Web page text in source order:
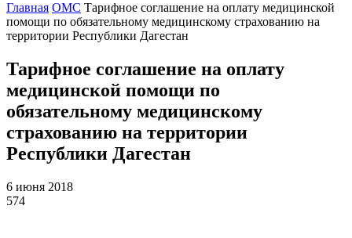
Главная ОМС Тарифное соглашение на оплату медицинской
помощи по обязательному медицинскому страхованию на
территории Республики Дагестан
Тарифное соглашение на оплату
медицинской помощи по
обязательному медицинскому
страхованию на территории
Республики Дагестан
6 июня 2018
574